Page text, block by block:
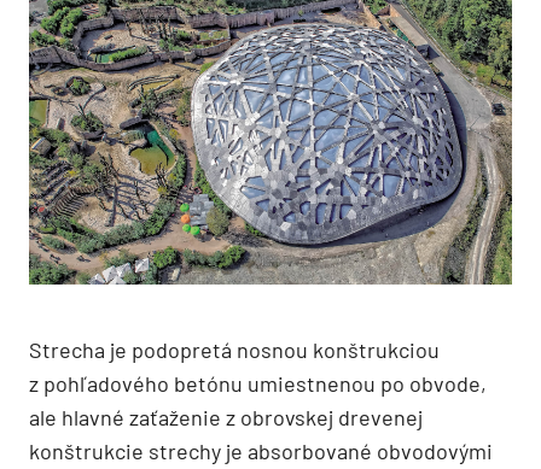
Strecha je podopretá nosnou konštrukciou
z pohľadového betónu umiestnenou po obvode,
ale hlavné zaťaženie z obrovskej drevenej
konštrukcie strechy je absorbované obvodovými